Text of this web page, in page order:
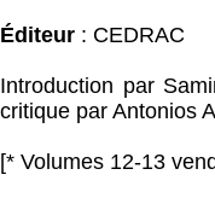
Éditeur : CEDRAC
Introduction par
critique par Antonios
[* Volumes 12-13